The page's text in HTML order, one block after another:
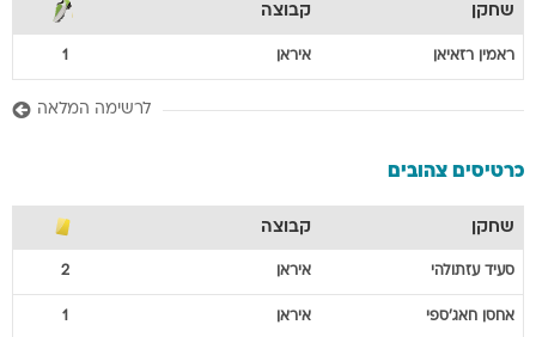
שחקן קבוצה
ראמין רזאיאן איראן 1
לרשימה המלאה
כרטיסים צהובים
שחקן קבוצה
סעיד עזתולהי איראן 2
אחסן חאג'ספי איראן 1